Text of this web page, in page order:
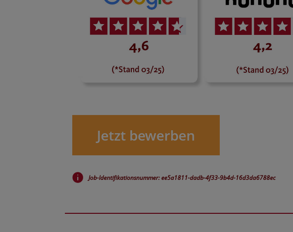
Jetzt bewerben
Job-Identifikationsnummer: ee5a1811-dadb-4f33-9b4d-16d3da6788ec